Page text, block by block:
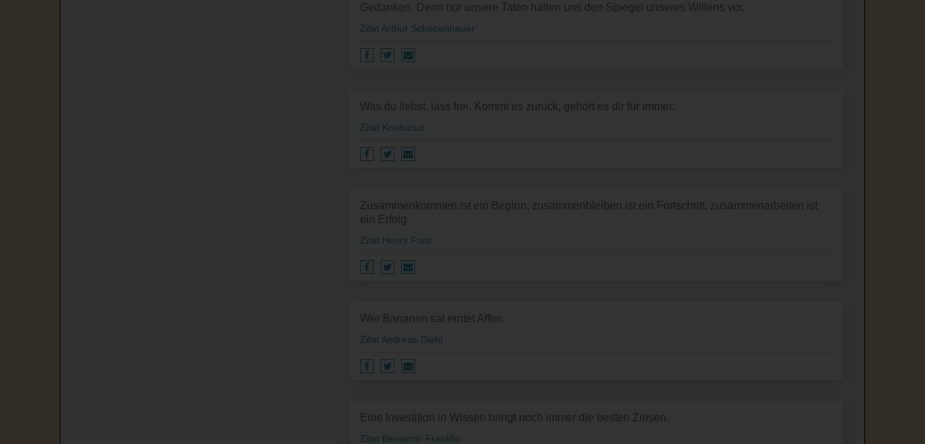
Gedanken. Denn nur unsere Taten halten uns den Spiegel unseres Willens vor.
Zitat Arthur Schopenhauer
Was du liebst, lass frei. Kommt es zurück, gehört es dir für immer.
Zitat Konfuzius
Zusammenkommen ist ein Beginn, zusammenbleiben ist ein Fortschritt, zusammenarbeiten ist
ein Erfolg.
Zitat Henry Ford
Wer Bananen sät erntet Affen.
Zitat Andreas Diehl
Eine Investition in Wissen bringt noch immer die besten Zinsen.
Zitat Benjamin Franklin